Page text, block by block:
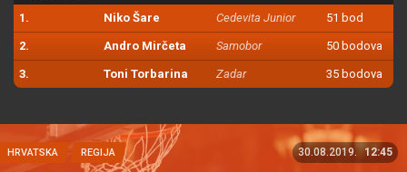
1. Niko Šare Cedevita Junior 51 bod
2. Andro Mirčeta Samobor 50 bodova
3. Toni Torbarina Zadar 35 bodova
HRVATSKA REGIJA 30.08.2019. 12:45